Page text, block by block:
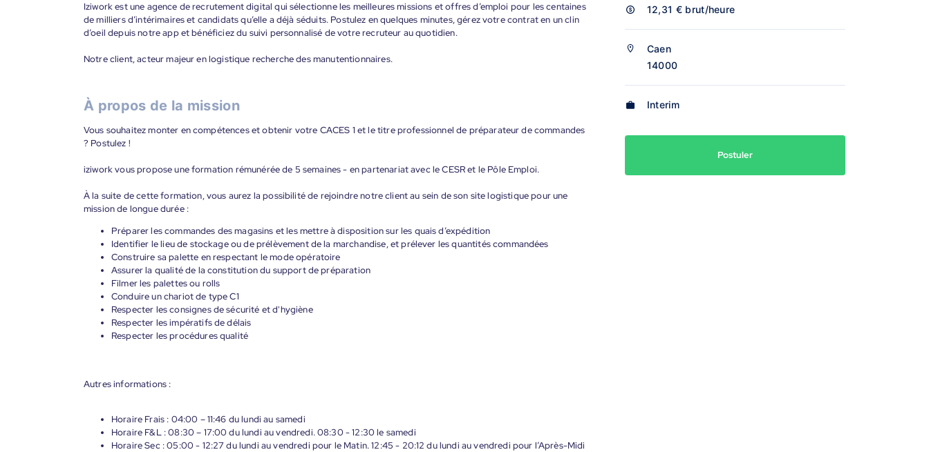
Iziwork est une agence de recrutement digital qui sélectionne les meilleures missions et offres d’emploi pour les centaines
de milliers d’intérimaires et candidats qu’elle a déjà séduits. Postulez en quelques minutes, gérez votre contrat en un clin
d’oeil depuis notre app et bénéficiez du suivi personnalisé de votre recruteur au quotidien.
Notre client, acteur majeur en logistique recherche des manutentionnaires.
À propos de la mission
Vous souhaitez monter en compétences et obtenir votre CACES 1 et le titre professionnel de préparateur de commandes
? Postulez !
iziwork vous propose une formation rémunérée de 5 semaines - en partenariat avec le CESR et le Pôle Emploi.
À la suite de cette formation, vous aurez la possibilité de rejoindre notre client au sein de son site logistique pour une
mission de longue durée :
Préparer les commandes des magasins et les mettre à disposition sur les quais d’expédition
Identifier le lieu de stockage ou de prélèvement de la marchandise, et prélever les quantités commandées
Construire sa palette en respectant le mode opératoire
Assurer la qualité de la constitution du support de préparation
Filmer les palettes ou rolls
Conduire un chariot de type C1
Respecter les consignes de sécurité et d'hygiène
Respecter les impératifs de délais
Respecter les procédures qualité
Autres informations :
Horaire Frais : 04:00 – 11:46 du lundi au samedi
Horaire F&L : 08:30 – 17:00 du lundi au vendredi. 08:30 - 12:30 le samedi
Horaire Sec : 05:00 - 12:27 du lundi au vendredi pour le Matin. 12:45 - 20:12 du lundi au vendredi pour l’Après-Midi
12,31 € brut/heure
Caen
14000
Interim
Postuler